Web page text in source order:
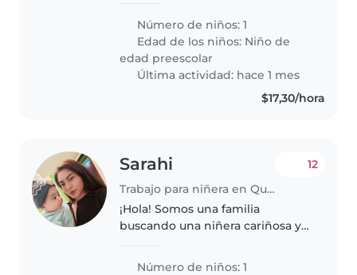
Número de niños: 1
Edad de los niños: Niño de
edad preescolar
Última actividad: hace 1 mes
$17,30/hora
Sarahi
Trabajo para niñera en Quito
12
¡Hola! Somos una familia
buscando una niñera cariñosa y
pequeño/a de 1 año, lleno/a de
Número de niños: 1